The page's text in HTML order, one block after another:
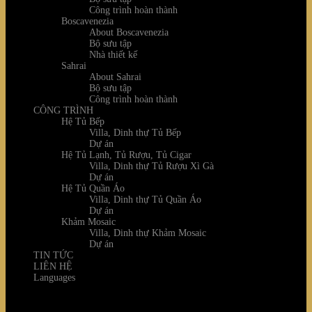
Công trình hoàn thành
Boscavenezia
About Boscavenezia
Bộ sưu tập
Nhà thiết kế
Sahrai
About Sahrai
Bộ sưu tập
Công trình hoàn thành
CÔNG TRÌNH
Hệ Tủ Bếp
Villa, Dinh thự Tủ Bếp
Dự án
Hệ Tủ Lạnh, Tủ Rượu, Tủ Cigar
Villa, Dinh thự Tủ Rượu Xì Gà
Dự án
Hệ Tủ Quần Áo
Villa, Dinh thự Tủ Quần Áo
Dự án
Khảm Mosaic
Villa, Dinh thự Khảm Mosaic
Dự án
TIN TỨC
LIÊN HỆ
Languages